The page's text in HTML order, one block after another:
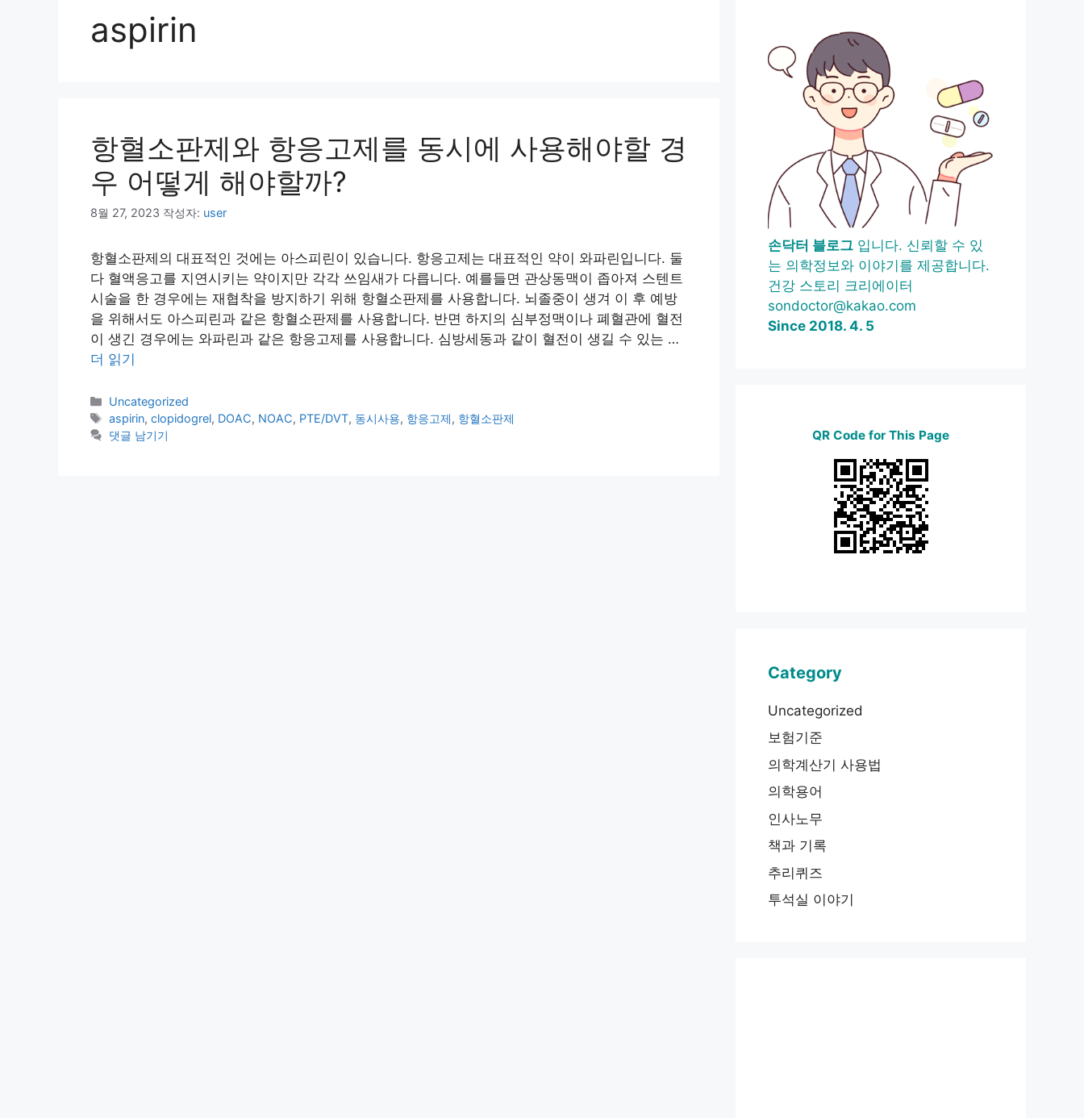
aspirin
항혈소판제와 항응고제를 동시에 사용해야할 경
우 어떻게 해야할까?
8월 27, 2023 작성자: user
항혈소판제의 대표적인 것에는 아스피린이 있습니다. 항응고제는 대표적인 약이 와파린입니다. 둘
다 혈액응고를 지연시키는 약이지만 각각 쓰임새가 다릅니다. 예를들면 관상동맥이 좁아져 스텐트
시술을 한 경우에는 재협착을 방지하기 위해 항혈소판제를 사용합니다. 뇌졸중이 생겨 이 후 예방
을 위해서도 아스피린과 같은 항혈소판제를 사용합니다. 반면 하지의 심부정맥이나 폐혈관에 혈전
이 생긴 경우에는 와파린과 같은 항응고제를 사용합니다. 심방세동과 같이 혈전이 생길 수 있는 …
더 읽기
카
테
고
Uncategorized
태
그
aspirin,clopidogrel, DOAC, NOAC, PTE/DVT, 동시사용, 항응고제, 항혈소판제
댓글 남기기
손닥터 블로그 입니다. 신뢰할 수 있
는 의학정보와 이야기를 제공합니다.
건강 스토리 크리에이터
sondoctor@kakao.com
Since 2018. 4. 5
QR Code for This Page
Category
Uncategorized
보험기준
의학계산기 사용법
의학용어
인사노무
책과 기록
추리퀴즈
투석실 이야기